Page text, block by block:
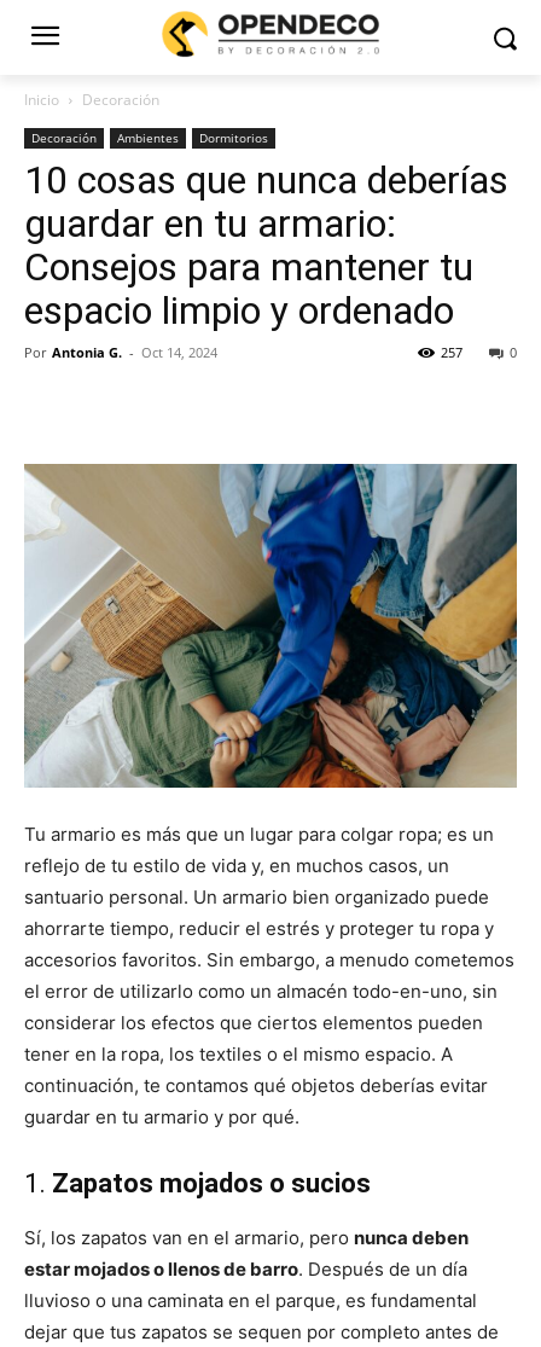
Inicio Decoración
Decoración Ambientes Dormitorios
10 cosas que nunca deberías
guardar en tu armario:
Consejos para mantener tu
espacio limpio y ordenado
Por Antonia G. - Oct 14, 2024 0
257
Tu armario es más que un lugar para colgar ropa; es un
reflejo de tu estilo de vida y, en muchos casos, un
santuario personal. Un armario bien organizado puede
ahorrarte tiempo, reducir el estrés y proteger tu ropa y
accesorios favoritos. Sin embargo, a menudo cometemos
el error de utilizarlo como un almacén todo-en-uno, sin
considerar los efectos que ciertos elementos pueden
tener en la ropa, los textiles o el mismo espacio. A
continuación, te contamos qué objetos deberías evitar
guardar en tu armario y por qué.
1. Zapatos mojados o sucios
Sí, los zapatos van en el armario, pero nunca deben
estar mojados o llenos de barro. Después de un día
lluvioso o una caminata en el parque, es fundamental
dejar que tus zapatos se sequen por completo antes de